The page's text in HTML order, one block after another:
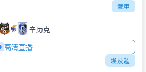
俄甲
辛历克
高清直播
埃及超